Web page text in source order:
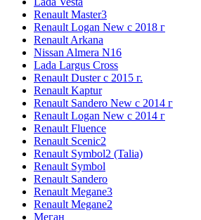
Renault Master3
Renault Logan New с 2018 г
Renault Arkana
Nissan Almera N16
Lada Largus Cross
Renault Duster с 2015 г.
Renault Kaptur
Renault Sandero New с 2014 г
Renault Logan New с 2014 г
Renault Fluence
Renault Scenic2
Renault Symbol2 (Talia)
Renault Symbol
Renault Sandero
Renault Megane3
Renault Megane2
Меган